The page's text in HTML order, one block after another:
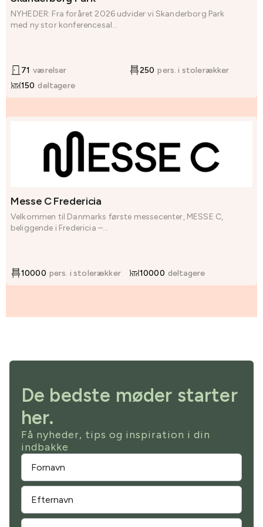
NYHEDER: Fra foråret 2026 udvider vi Skanderborg Park
med ny stor konferencesal...
71 værelser 250 pers. i stolerækker
150 deltagere
Messe C Fredericia
Velkommen til Danmarks første messecenter, MESSE C,
beliggende i Fredericia –...
10000 pers. i stolerækker 10000 deltagere
De bedste møder starter
her.
Få nyheder, tips og inspiration i din
indbakke